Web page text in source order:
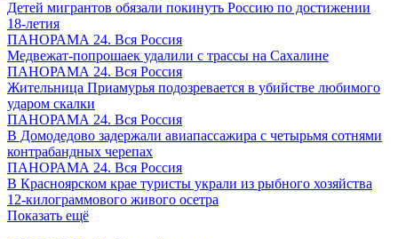
Детей мигрантов обязали покинуть Россию по достижении
18-летия
ПАНОРАМА 24. Вся Россия
Медвежат-попрошаек удалили с трассы на Сахалине
ПАНОРАМА 24. Вся Россия
Жительница Приамурья подозревается в убийстве любимого
ударом скалки
ПАНОРАМА 24. Вся Россия
В Домодедово задержали авиапассажира с четырьмя сотнями
контрабандных черепах
ПАНОРАМА 24. Вся Россия
В Красноярском крае туристы украли из рыбного хозяйства
12-килограммового живого осетра
Показать ещё